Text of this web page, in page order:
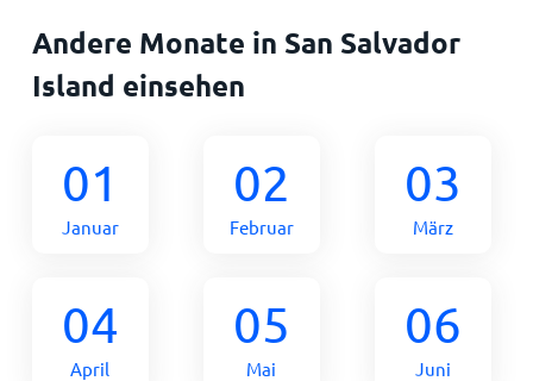
Andere Monate in San Salvador
Island einsehen
01
Januar
02
Februar
03
März
04
April
05
Mai
06
Juni